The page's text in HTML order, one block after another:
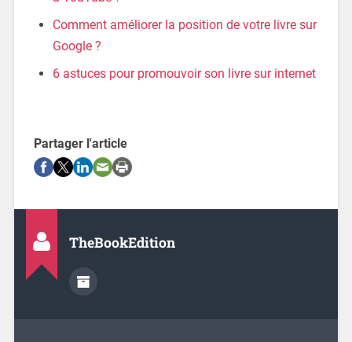
Comment améliorer la position de votre livre sur
Google ?
6 astuces pour promouvoir son livre sur internet
Partager l'article
TheBookEdition